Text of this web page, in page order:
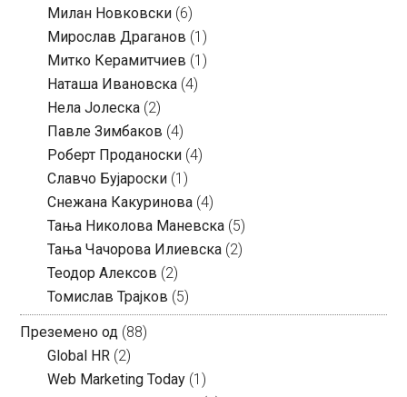
Милан Новковски (6)
Мирослав Драганов (1)
Митко Керамитчиев (1)
Наташа Ивановска (4)
Нела Јолеска (2)
Павле Зимбаков (4)
Роберт Проданоски (4)
Славчо Бујароски (1)
Снежана Какуринова (4)
Тања Николова Маневска (5)
Тања Чачорова Илиевска (2)
Теодор Алексов (2)
Томислав Трајков (5)
Преземено од (88)
Global HR (2)
Web Marketing Today (1)